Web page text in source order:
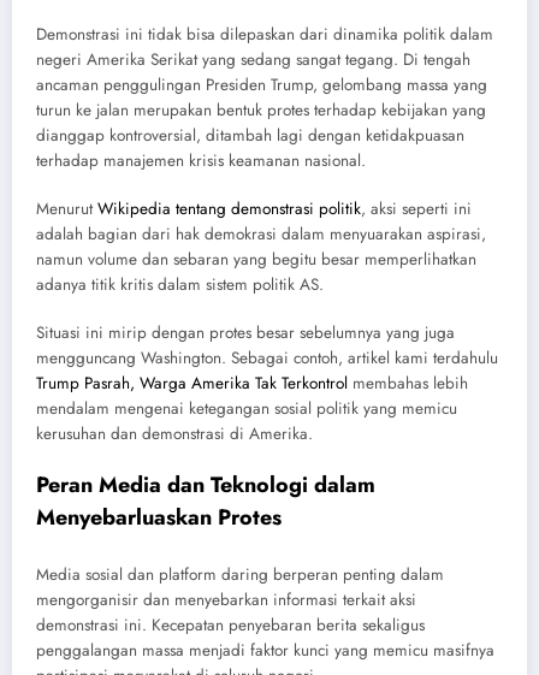
Demonstrasi ini tidak bisa dilepaskan dari dinamika politik dalam
negeri Amerika Serikat yang sedang sangat tegang. Di tengah
ancaman penggulingan Presiden Trump, gelombang massa yang
turun ke jalan merupakan bentuk protes terhadap kebijakan yang
dianggap kontroversial, ditambah lagi dengan ketidakpuasan
terhadap manajemen krisis keamanan nasional.
MenurutWikipedia tentang demonstrasi politik, aksi seperti ini
adalah bagian dari hak demokrasi dalam menyuarakan aspirasi,
namun volume dan sebaran yang begitu besar memperlihatkan
adanya titik kritis dalam sistem politik AS.
Situasi ini mirip dengan protes besar sebelumnya yang juga
mengguncang Washington. Sebagai contoh, artikel kami terdahulu
Trump Pasrah, Warga Amerika Tak Terkontrol membahas lebih
mendalam mengenai ketegangan sosial politik yang memicu
kerusuhan dan demonstrasi di Amerika.
Peran Media dan Teknologi dalam
Menyebarluaskan Protes
Media sosial dan platform daring berperan penting dalam
mengorganisir dan menyebarkan informasi terkait aksi
demonstrasi ini. Kecepatan penyebaran berita sekaligus
penggalangan massa menjadi faktor kunci yang memicu masifnya